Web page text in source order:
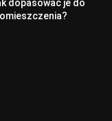
dopasować je do